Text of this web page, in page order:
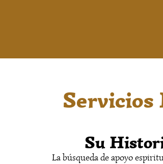
Servicios
Su
La búsqueda de apoyo